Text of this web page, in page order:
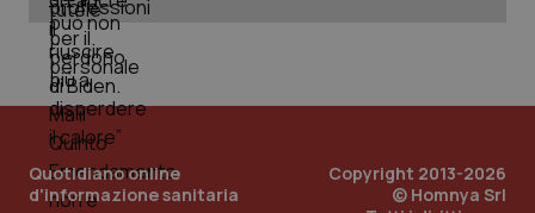
Quotidiano online
d'informazione sanitaria
Copyright 2013-2026
© Homnya Srl
tracking-sites-ironfish-
session-id
_ga